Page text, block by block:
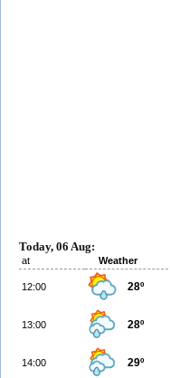
Today, 06 Aug:
at Weather
12:00 28º
13:00 28º
14:00 29º